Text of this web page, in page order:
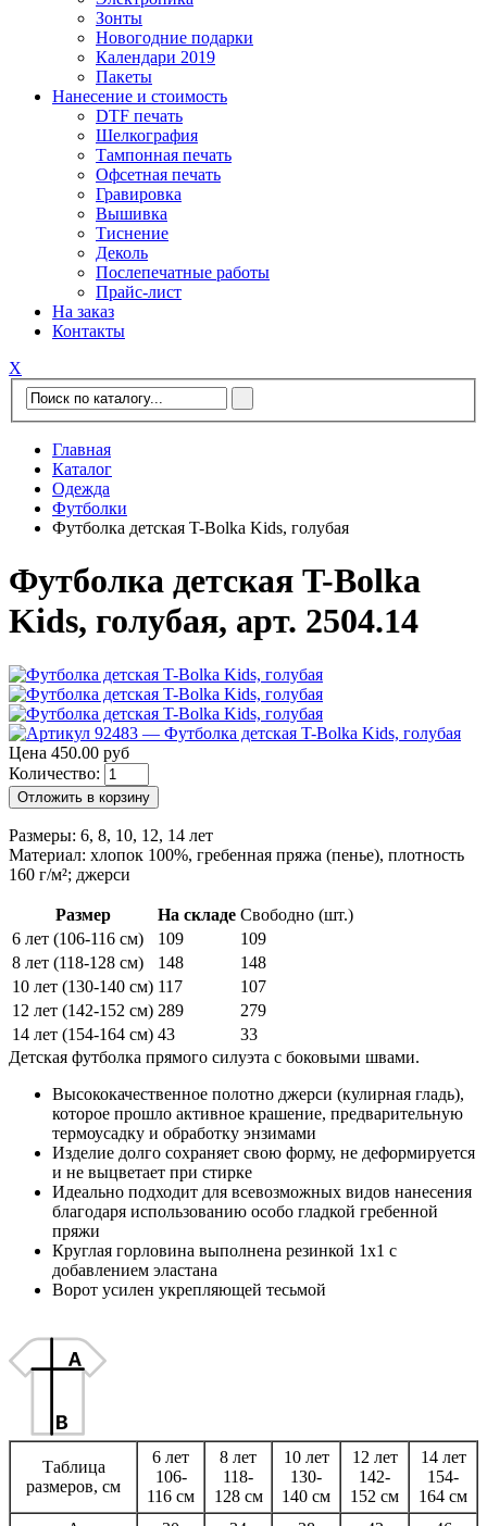
Зонты
Новогодние подарки
Календари 2019
Пакеты
Нанесение и стоимость
DTF печать
Шелкография
Тампонная печать
Офсетная печать
Гравировка
Вышивка
Тиснение
Деколь
Послепечатные работы
Прайс-лист
На заказ
Контакты
Х
Главная
Каталог
Одежда
Футболки
Футболка детская T-Bolka Kids, голубая
Футболка детская T-Bolka
Kids, голубая, арт. 2504.14
Цена 450.00 руб
Количество:
Отложить в корзину
Размеры: 6, 8, 10, 12, 14 лет
Материал: хлопок 100%, гребенная пряжа (пенье), плотность
160 г/м²; джерси
Размер На складе Свободно (шт.)
6 лет (106-116 см)
109
109
8 лет (118-128 см)
148
148
10 лет (130-140 см) 117
107
12 лет (142-152 см) 289
279
14 лет (154-164 см) 43
33
Детская футболка прямого силуэта с боковыми швами.
Высококачественное полотно джерси (кулирная гладь),
которое прошло активное крашение, предварительную
термоусадку и обработку энзимами
Изделие долго сохраняет свою форму, не деформируется
и не выцветает при стирке
Идеально подходит для всевозможных видов нанесения
благодаря использованию особо гладкой гребенной
пряжи
Круглая горловина выполнена резинкой 1x1 с
добавлением эластана
Ворот усилен укрепляющей тесьмой
Таблица
размеров, см
6 лет
106-
116 см
8 лет
118-
128 см
10 лет
130-
140 см
12 лет
142-
152 см
14 лет
154-
164 см